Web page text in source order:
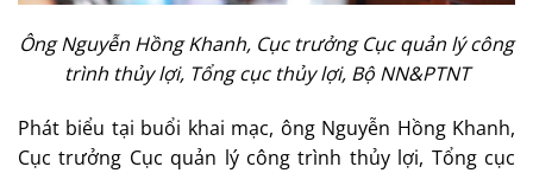
Ông Nguyễn Hồng Khanh, Cục trưởng Cục quản lý công
trình thủy lợi, Tổng cục thủy lợi, Bộ NN&PTNT
Phát biểu tại buổi khai mạc, ông Nguyễn Hồng Khanh,
Cục trưởng Cục quản lý công trình thủy lợi, Tổng cục